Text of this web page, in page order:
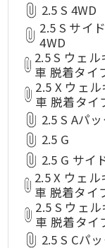
2.5 S 4WD
2.5 S サイ
4WD
2.5 S ウェ
車 脱着タイ
2.5 X ウェ
車 脱着タイ
2.5 S Aパ
2.5 G
2.5 G サイ
2.5 X ウェ
車 脱着タイ
2.5 S ウェ
車 脱着タイ
2.5 S Cパ